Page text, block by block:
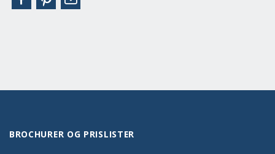
BROCHURER OG PRISLISTER